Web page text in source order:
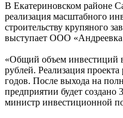
В Екатериновском районе
реализация масштабного
строительству крупяного
выступает ООО
«Общий объем инвестиций
рублей. Реализация
годов. После выхода на
предприятии будет создано
министр инвестиционной